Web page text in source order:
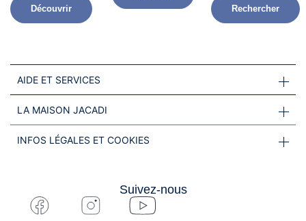
Découvrir Rechercher
AIDE ET SERVICES
LA MAISON JACADI
INFOS LÉGALES ET COOKIES
Suivez-nous